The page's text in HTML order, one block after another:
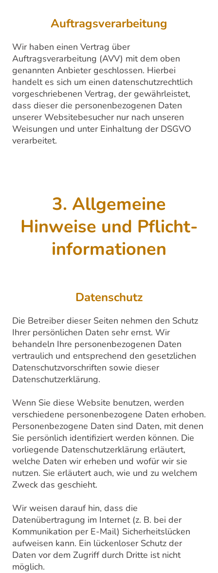
Auftragsverarbeitung
Wir haben einen Vertrag über
Auftragsverarbeitung (AVV) mit dem oben
genannten Anbieter geschlossen. Hierbei
handelt es sich um einen datenschutzrechtlich
vorgeschriebenen Vertrag, der gewährleistet,
dass dieser die personenbezogenen Daten
unserer Websitebesucher nur nach unseren
Weisungen und unter Einhaltung der DSGVO
verarbeitet.
3. Allgemeine
Hinweise und Pflicht­
informationen
Datenschutz
Die Betreiber dieser Seiten nehmen den Schutz
Ihrer persönlichen Daten sehr ernst. Wir
behandeln Ihre personenbezogenen Daten
vertraulich und entsprechend den gesetzlichen
Datenschutzvorschriften sowie dieser
Datenschutzerklärung.
Wenn Sie diese Website benutzen, werden
verschiedene personenbezogene Daten erhoben.
Personenbezogene Daten sind Daten, mit denen
Sie persönlich identifiziert werden können. Die
vorliegende Datenschutzerklärung erläutert,
welche Daten wir erheben und wofür wir sie
nutzen. Sie erläutert auch, wie und zu welchem
Zweck das geschieht.
Wir weisen darauf hin, dass die
Datenübertragung im Internet (z. B. bei der
Kommunikation per E-Mail) Sicherheitslücken
aufweisen kann. Ein lückenloser Schutz der
Daten vor dem Zugriff durch Dritte ist nicht
möglich.